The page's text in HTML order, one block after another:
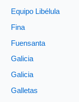
Equipo Libélula
Fina
Fuensanta
Galicia
Galicia
Galletas